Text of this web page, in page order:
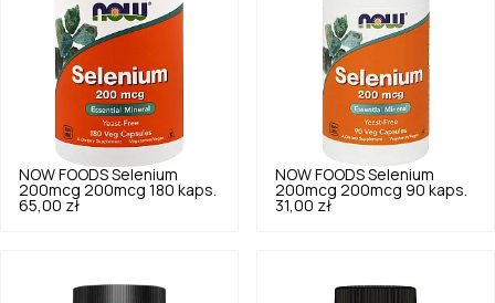
NOW FOODS Selenium
200mcg 200mcg 180 kaps.
65,00 zł
NOW FOODS Selenium
200mcg 200mcg 90 kaps.
31,00 zł